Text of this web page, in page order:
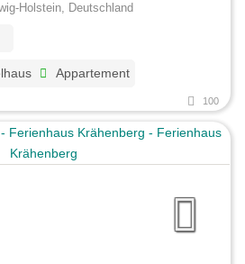
Holstein, Deutschland
Appartement
100